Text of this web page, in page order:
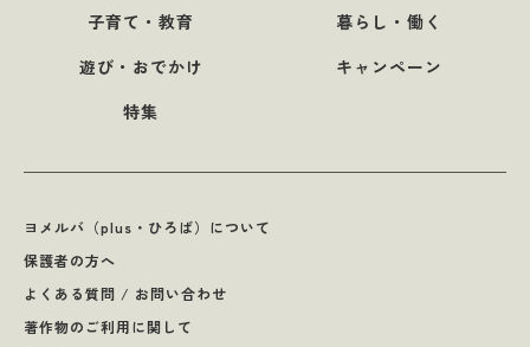
子育て・教育
暮らし・働く
遊び・おでかけ
キャンペーン
特集
ヨメルバ（plus・ひろば）について
保護者の方へ
よくある質問 / お問い合わせ
著作物のご利用に関して